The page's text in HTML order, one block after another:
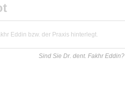
Eddin bzw. der Praxis hinterlegt.
Sind Sie Dr. dent. Fakhr Eddin?